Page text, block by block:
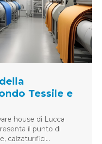
Tessile e
house di Lucca
il punto di
calzaturifici…